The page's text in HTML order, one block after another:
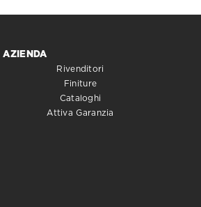
AZIENDA
Rivenditori
Finiture
Cataloghi
Attiva Garanzia